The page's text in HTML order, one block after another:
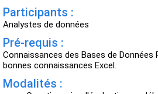
Participants :
Analystes de données
Pré-requis :
Connaissances des Bases de Données
bonnes connaissances Excel.
Modalités :